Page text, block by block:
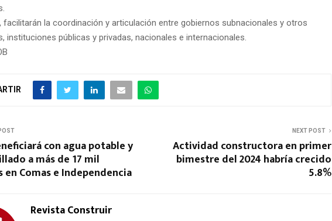
facilitarán la coordinación y articulación entre gobiernos subnacionales y otros
instituciones públicas y privadas, nacionales e internacionales.
con agua potable y
a más de 17 mil
en Comas e Independencia
NEXT POST
Actividad constructora en primer
bimestre del 2024 habría crecido
5.8%
Revista Construir